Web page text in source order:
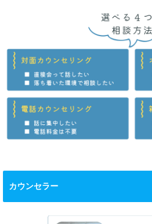
カウンセラー